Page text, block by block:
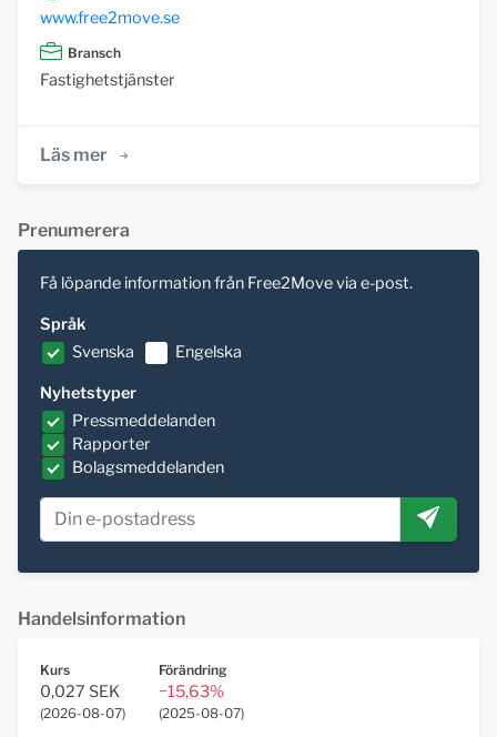
www.free2move.se
Bransch
Fastighetstjänster
Läs mer
Prenumerera
Få löpande information från Free2Move via e-post.
Språk
Svenska
Engelska
Nyhetstyper
Pressmeddelanden
Rapporter
Bolagsmeddelanden
Handelsinformation
Kurs
0,027 SEK
(2026-08-07)
Förändring
−15,63%
(2025-08-07)